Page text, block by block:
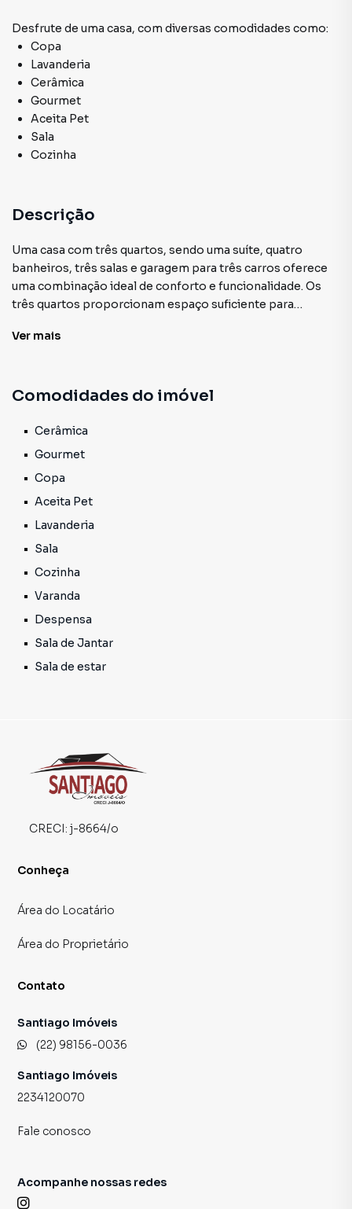
Desfrute de uma casa, com diversas comodidades como:
Copa
Lavanderia
Cerâmica
Gourmet
Aceita Pet
Sala
Cozinha
Descrição
Uma casa com três quartos, sendo uma suíte, quatro
banheiros, três salas e garagem para três carros oferece
uma combinação ideal de conforto e funcionalidade. Os
três quartos proporcionam espaço suficiente para
privacidade adicional para o casal. Com quatro banheiros, a
instalações sanitárias, minimizando filas e esperas. As três
jantar e entretenimento, possibilitando ambientes
distintos para diferentes atividades e ocasiões. Além
grande atrativo, oferecendo segurança e proteção para os
veículos, além de espaço extra para armazenamento. Essa
configuração é perfeita para quem busca um lar espaçoso
Ver mais
Comodidades do imóvel
Cerâmica
Gourmet
Copa
Aceita Pet
Lavanderia
Sala
Cozinha
Varanda
Despensa
Sala de Jantar
Sala de estar
CRECI: j-8664/o
Conheça
Área do Locatário
Área do Proprietário
Contato
Santiago Imóveis
(22) 98156-0036
Santiago Imóveis
2234120070
Fale conosco
Acompanhe nossas redes